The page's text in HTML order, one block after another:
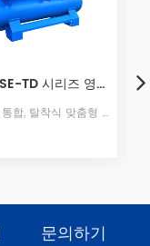
SE 20HP 영구자석 1단 인버터 나사 가공기
SE 영구자석 1단 주파수 변환 스크류 공기압축기는 뛰어난 디자인 창의성과 컴팩트한 디자인으로 산뜻한 맛, 고품질의 장인정신을 계승한 제품입니다. 충분한 소재와 강력한 파워로 곳곳에서 퀄리티와 섬세함을 보여주며, 컬러, 디자인, 소재 등 디테일 하나하나까지 완벽하게 표현해줍니다. 동일한 동력 기계와 비교하여 볼륨이 40% 최적화되었으며 이는 공기 역학과 재료 공학의 첨단 기술 조합입니다.
문의하기